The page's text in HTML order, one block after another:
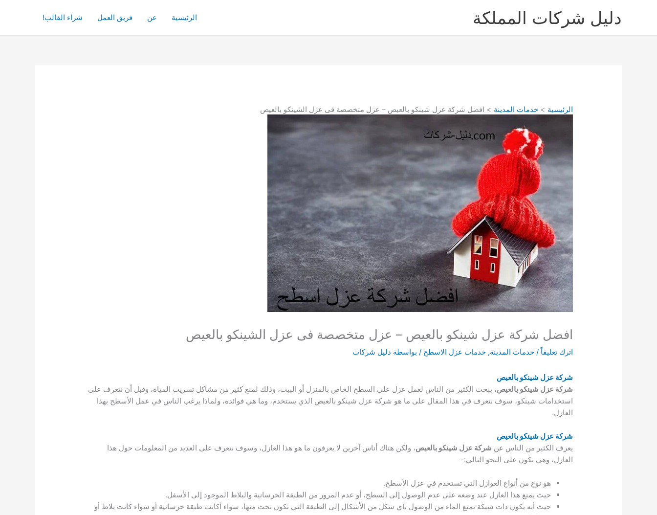
دليل شركات المملكة الرئيسية عن فريق العمل شراء القالب!
الرئيسية خدمات المدينة افضل شركة عزل شينكو بالعيص – عزل متخصصة فى عزل الشينكو بالعيص
افضل شركة عزل شينكو بالعيص – عزل متخصصة فى عزل الشينكو بالعيص
اترك تعليقاً /خدمات المدينة,خدمات عزل الاسطح / بواسطة دليل شركات
شركة عزل شينكو بالعيص
شركة عزل شينكو بالعيص، يبحث الكثير من الناس لعمل عزل على السطح الخاص بالمنزل أو البيت، وذلك لمنع كثير من مشاكل تسريب المياة، وقبل أن نتعرف على
استخدامات شينكو، سوف نتعرف في هذا المقال على ما هو شركة عزل شينكو بالعيص الذي يستخدم، وما هي فوائده، ولماذا يرغب الناس في عمل الأسطح بهذا
العازل.
شركة عزل شينكو بالعيص
يعرف الكثير من الناس عن شركة عزل شينكو بالعيص، ولكن هناك أناس آخرين لا يعرفون ما هو هذا العازل، وسوف نتعرف على العديد من المعلومات حول هذا
العازل، وهي تكون على النحو التالي:-
هو نوع من أنواع العوازل التي تستخدم في عزل الأسطح.
حيث يمنع هذا العازل عند وضعه على عدم الوصول إلى السطح، أو عدم المرور من الطبقة الخرسانية والبلاط الموجود إلى الأسفل.
حيث أنه يكون ذات شبكة تمنع الماء من الوصول بأي شكل من الأشكال إلى الطبقة التي تكون تحت منها، سواء أكانت طبقة خرسانية أو سواء كانت بلاط أو